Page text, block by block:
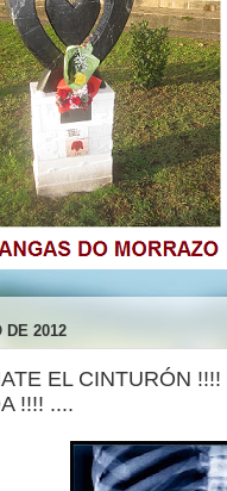
DE 2012
EL CINTURÓN
!!!! ....